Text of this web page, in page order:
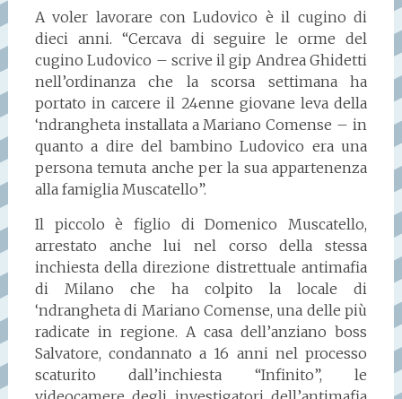
A voler lavorare con Ludovico è il cugino di
dieci anni. “Cercava di seguire le orme del
cugino Ludovico – scrive il gip Andrea Ghidetti
nell’ordinanza che la scorsa settimana ha
portato in carcere il 24enne giovane leva della
‘ndrangheta installata a Mariano Comense – in
quanto a dire del bambino Ludovico era una
persona temuta anche per la sua appartenenza
alla famiglia Muscatello”.
Il piccolo è figlio di Domenico Muscatello,
arrestato anche lui nel corso della stessa
inchiesta della direzione distrettuale antimafia
di Milano che ha colpito la locale di
‘ndrangheta di Mariano Comense, una delle più
radicate in regione. A casa dell’anziano boss
Salvatore, condannato a 16 anni nel processo
scaturito dall’inchiesta “Infinito”, le